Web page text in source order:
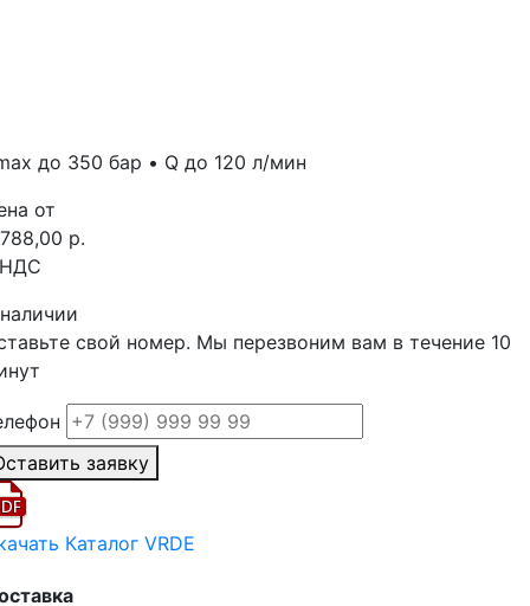
до 350 бар • Q до 120 л/мин
от
р.
свой номер. Мы перезвоним вам в течение 10
заявку
Каталог VRDE